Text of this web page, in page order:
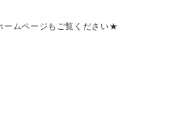
ムページもご覧ください★